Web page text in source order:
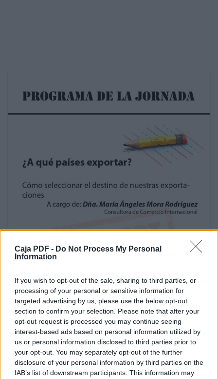
Caja PDF - Do Not Process My Personal
Information
If you wish to opt-out of the sale, sharing to third parties, or
processing of your personal or sensitive information for
targeted advertising by us, please use the below opt-out
section to confirm your selection. Please note that after your
opt-out request is processed you may continue seeing
interest-based ads based on personal information utilized by
us or personal information disclosed to third parties prior to
your opt-out. You may separately opt-out of the further
disclosure of your personal information by third parties on the
IAB’s list of downstream participants. This information may